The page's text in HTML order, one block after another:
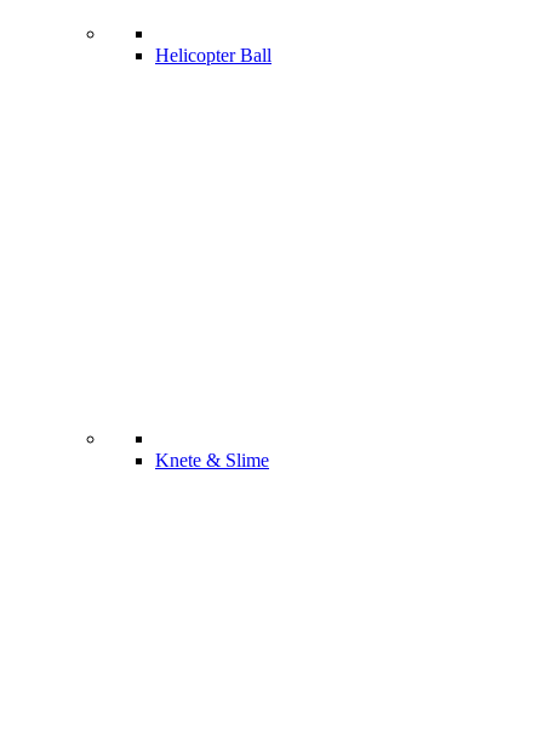
Helicopter Ball
Knete & Slime